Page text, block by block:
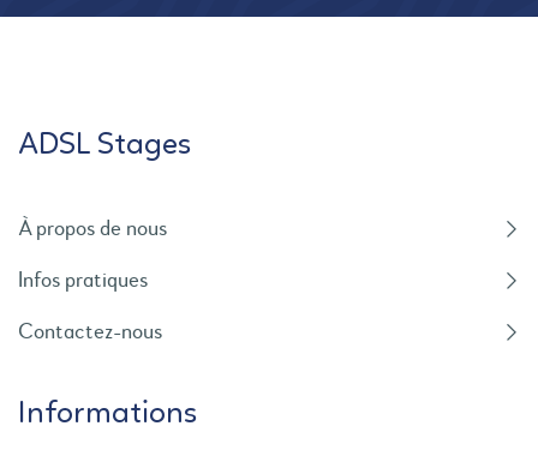
ADSL Stages
À propos de nous
Infos pratiques
Contactez-nous
Informations